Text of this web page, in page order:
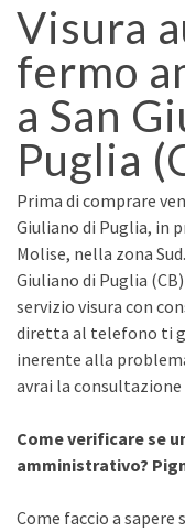
Visura
fermo
a San
Puglia
Prima di comprare
Giuliano di Puglia, in
Molise, nella zona
Giuliano di Puglia
servizio visura con
diretta al telefono ti
inerente alla
avrai la
Come verificare se
amministrativo?
Come faccio a